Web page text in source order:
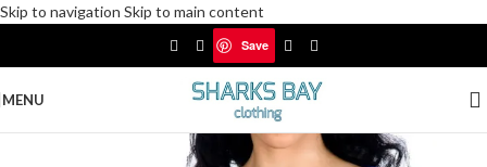
Skip to navigation Skip to main content
Δωρεάν αποστολές για αγορές άνω των 30€
Save
MENU